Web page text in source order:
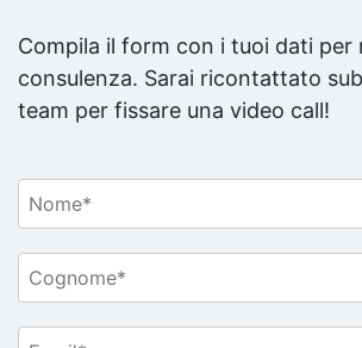
Compila il form con i tuoi dati per
consulenza. Sarai ricontattato
team per fissare una video call!